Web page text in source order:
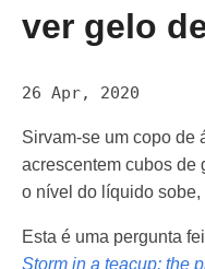
ver gelo
26 Apr, 2020
Sirvam-se um copo de
acrescentem cubos de
o nível do líquido
Esta é uma pergunta
Storm in a teacup: the